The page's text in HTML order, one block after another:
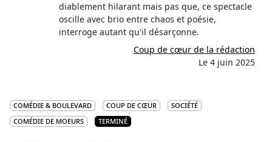
diablement hilarant mais pas que, ce spectacle
oscille avec brio entre chaos et poésie,
interroge autant qu'il désarçonne.
Coup de cœur de la rédaction
Le 4 juin 2025
COMÉDIE & BOULEVARD COUP DE CŒUR
SOCIÉTÉ
COMÉDIE DE MOEURS
TERMINÉ